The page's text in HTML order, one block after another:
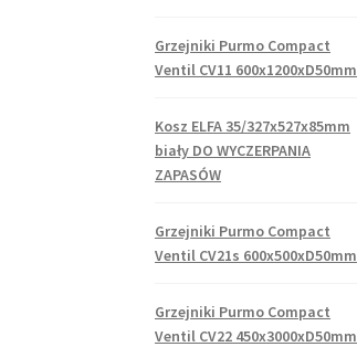
Grzejniki Purmo Compact
Ventil CV11 600x1200xD50mm
Kosz ELFA 35/327x527x85mm
biały DO WYCZERPANIA
ZAPASÓW
Grzejniki Purmo Compact
Ventil CV21s 600x500xD50mm
Grzejniki Purmo Compact
Ventil CV22 450x3000xD50mm